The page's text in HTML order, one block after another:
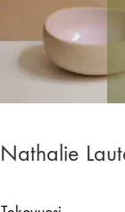
Nathalie